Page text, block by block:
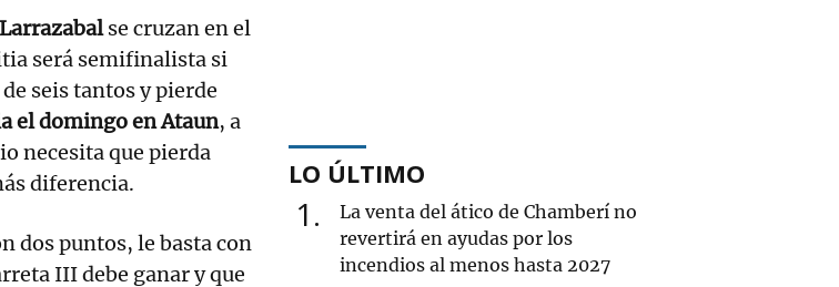
se cruzan en el
será semifinalista si
seis tantos y pierde
el domingo en Ataun, a
necesita que pierda
diferencia.
dos puntos, le basta con
III debe ganar y que
LO ÚLTIMO
1
La venta del ático de Chamberí no
revertirá en ayudas por los
incendios al menos hasta 2027